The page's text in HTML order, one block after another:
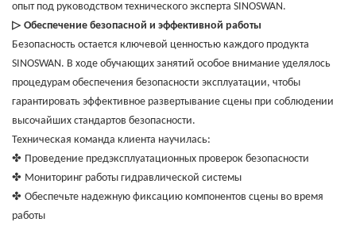
опыт под руководством технического эксперта SINOSWAN.
▷ Обеспечение безопасной и эффективной работы
Безопасность остается ключевой ценностью каждого продукта
SINOSWAN. В ходе обучающих занятий особое внимание уделялось
процедурам обеспечения безопасности эксплуатации, чтобы
гарантировать эффективное развертывание сцены при соблюдении
высочайших стандартов безопасности.
Техническая команда клиента научилась:
✤ Проведение предэксплуатационных проверок безопасности
✤ Мониторинг работы гидравлической системы
✤ Обеспечьте надежную фиксацию компонентов сцены во время
работы